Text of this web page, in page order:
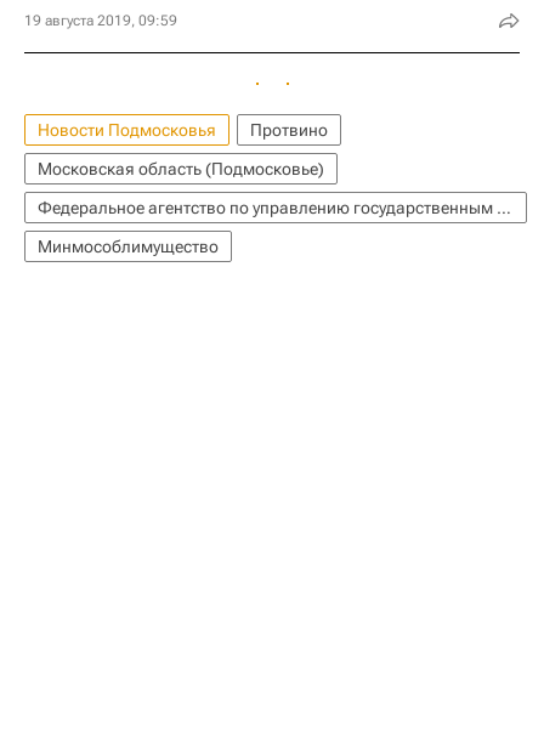
19 августа 2019, 09:59
Новости Подмосковья
Протвино
Московская область (Подмосковье)
Федеральное агентство по управлению государственным имуществом (Росимущество)
Минмособлимущество